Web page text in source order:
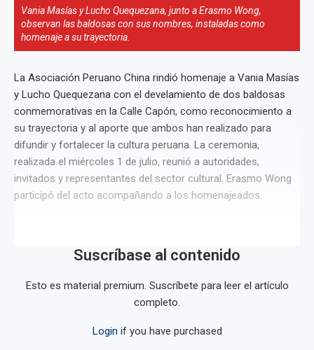
Vania Masías y Lucho Quequezana, junto a Erasmo Wong,
observan las baldosas con sus nombres, instaladas como
homenaje a su trayectoria.
La Asociación Peruano China rindió homenaje a Vania Masías
y Lucho Quequezana con el develamiento de dos baldosas
conmemorativas en la Calle Capón, como reconocimiento a
su trayectoria y al aporte que ambos han realizado para
difundir y fortalecer la cultura peruana. La ceremonia,
realizada el miércoles 1 de julio, reunió a autoridades,
invitados y representantes del sector cultural. Erasmo Wong
participó del acto acompañando a los homenajeados.
Suscríbase al contenido
Esto es material premium. Suscríbete para leer el artículo
completo.
Login if you have purchased